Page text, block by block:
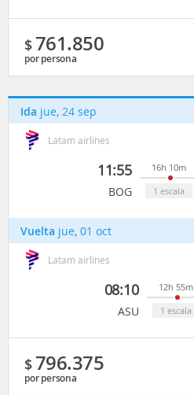
$761.850
por persona
Ida jue, 24 sep
Latam airlines
11:55
BOG
16h 10m
1 escala
Vuelta jue, 01 oct
Latam airlines
08:10
ASU
12h 55m
1 escala
$796.375
por persona